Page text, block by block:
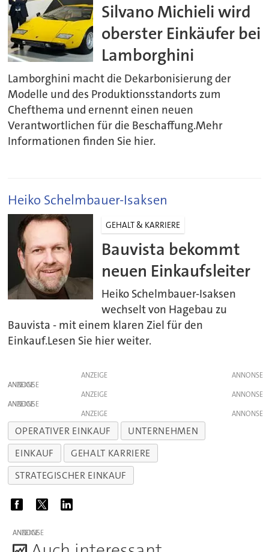
Silvano Michieli wird
oberster Einkäufer bei
Lamborghini
Lamborghini macht die Dekarbonisierung der
Modelle und des Produktionsstandorts zum
Chefthema und ernennt einen neuen
Verantwortlichen für die Beschaffung.Mehr
Informationen finden Sie hier.
Heiko Schelmbauer-Isaksen
GEHALT & KARRIERE
Bauvista bekommt
neuen Einkaufsleiter
Heiko Schelmbauer-Isaksen
wechselt von Hagebau zu
Bauvista - mit einem klaren Ziel für den
Einkauf.Lesen Sie hier weiter.
ANZEIGE
ANZEIGE
ANZEIGE
ANZEIGE
ANZEIGE
OPERATIVER EINKAUF
UNTERNEHMEN
EINKAUF
GEHALT KARRIERE
STRATEGISCHER EINKAUF
ANZEIGE